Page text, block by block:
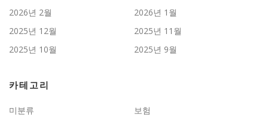
2026년 2월
2026년 1월
2025년 12월
2025년 11월
2025년 10월
2025년 9월
카테고리
미분류 보험